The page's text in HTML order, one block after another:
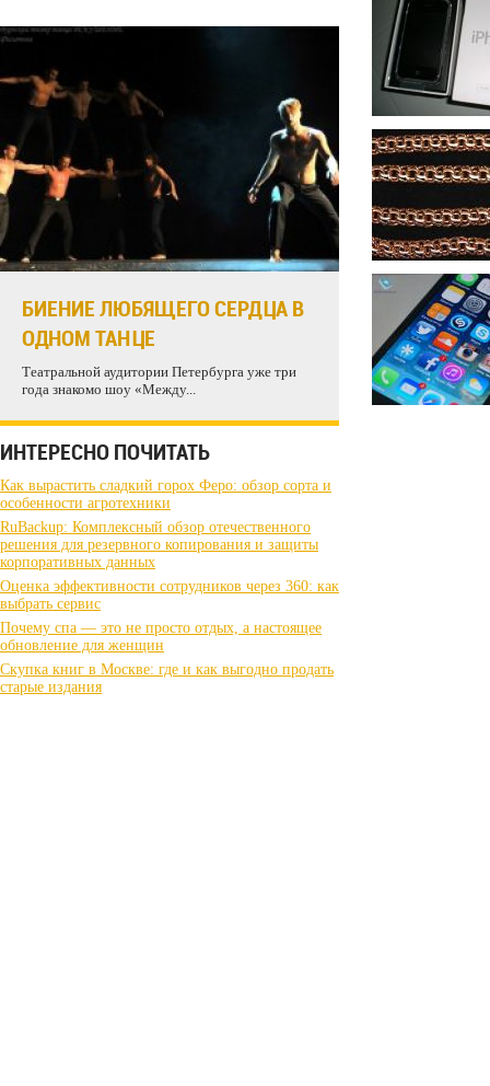
БИЕНИЕ ЛЮБЯЩЕГО СЕРДЦА В
ОДНОМ ТАНЦЕ
Театральной аудитории Петербурга уже три
года знакомо шоу «Между...
ИНТЕРЕСНО ПОЧИТАТЬ
Как вырастить сладкий горох Феро: обзор сорта и
особенности агротехники
RuBackup: Комплексный обзор отечественного
решения для резервного копирования и защиты
корпоративных данных
Оценка эффективности сотрудников через 360: как
выбрать сервис
Почему спа — это не просто отдых, а настоящее
обновление для женщин
Скупка книг в Москве: где и как выгодно продать
старые издания